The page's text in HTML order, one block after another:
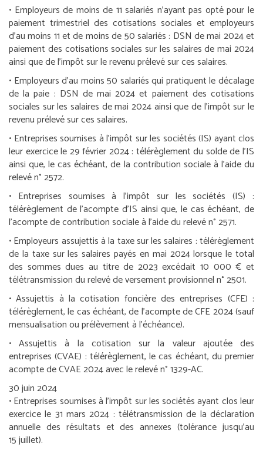
• Employeurs de moins de 11 salariés n’ayant pas opté pour le
paiement trimestriel des cotisations sociales et employeurs
d’au moins 11 et de moins de 50 salariés : DSN de mai 2024 et
paiement des cotisations sociales sur les salaires de mai 2024
ainsi que de l’impôt sur le revenu prélevé sur ces salaires.
• Employeurs d’au moins 50 salariés qui pratiquent le décalage
de la paie : DSN de mai 2024 et paiement des cotisations
sociales sur les salaires de mai 2024 ainsi que de l’impôt sur le
revenu prélevé sur ces salaires.
• Entreprises soumises à l’impôt sur les sociétés (IS) ayant clos
leur exercice le 29 février 2024 : télérèglement du solde de l’IS
ainsi que, le cas échéant, de la contribution sociale à l’aide du
relevé n° 2572.
• Entreprises soumises à l’impôt sur les sociétés (IS) :
télérèglement de l’acompte d’IS ainsi que, le cas échéant, de
l’acompte de contribution sociale à l’aide du relevé n° 2571.
•Employeurs assujettis à la taxe sur les salaires :télérèglement
de la taxe sur les salaires payés en mai 2024 lorsque le total
des sommes dues au titre de 2023 excédait 10 000 € et
télétransmission du relevé de versement provisionnel n° 2501.
•Assujettis à la cotisation foncière des entreprises (CFE) :
télérèglement, le cas échéant, de l’acompte de CFE 2024 (sauf
mensualisation ou prélèvement à l’échéance).
•Assujettis à la cotisation sur la valeur ajoutée des
entreprises (CVAE) : télérèglement, le cas échéant, du premier
acompte de CVAE 2024 avec le relevé n° 1329-AC.
30 juin 2024
•Entreprises soumises à l’impôt sur les sociétés ayant clos leur
exercice le 31 mars 2024 : télétransmission de la déclaration
annuelle des résultats et des annexes (tolérance jusqu’au
15 juillet).